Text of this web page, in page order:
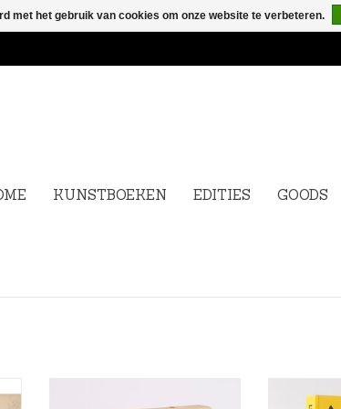
KUNSTBOEKEN EDITIES GOODS
cartoonist-beeldend kunstenaar
met het gebruik van cookies om onze website te verbeteren.